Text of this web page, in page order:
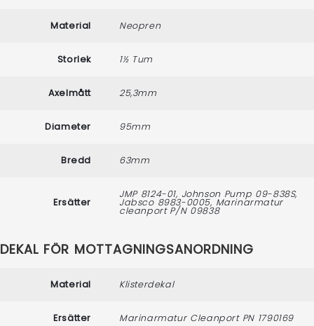
Material Neopren
Storlek 1½ Tum
Axelmått 25,3mm
Diameter 95mm
Bredd 63mm
Ersätter
JMP 8124-01, Johnson Pump 09-838S,
Jabsco 8983-0005, Marinarmatur
cleanport P/N 09838
DEKAL FÖR MOTTAGNINGSANORDNING
Material Klisterdekal
Ersätter Marinarmatur Cleanport PN 1790169